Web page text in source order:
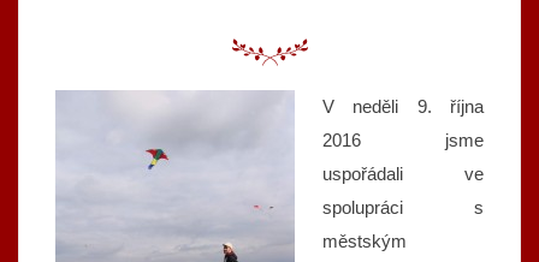
V neděli 9. října
2016 jsme
uspořádali ve
spolupráci s
městským